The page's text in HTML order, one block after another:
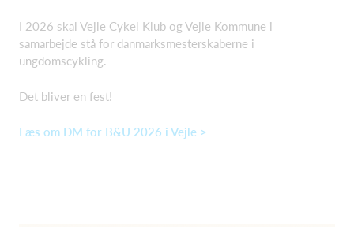
I 2026 skal Vejle Cykel Klub og Vejle Kommune i
samarbejde stå for danmarksmesterskaberne i
ungdomscykling.
Det bliver en fest!
Læs om DM for B&U 2026 i Vejle >